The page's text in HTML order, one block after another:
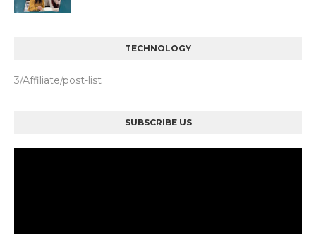
TECHNOLOGY
3/Affiliate/post-list
SUBSCRIBE US